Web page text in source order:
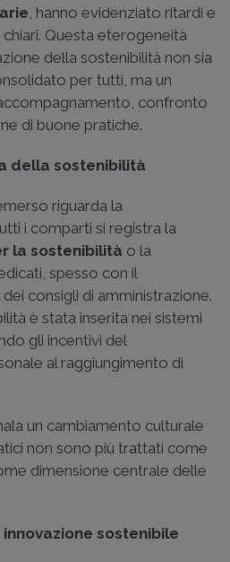
, hanno evidenziato ritardi e
Questa eterogeneità
della sostenibilità non sia
per tutti, ma un
confronto
di buone pratiche.
della sostenibilità
riguarda la
i comparti si registra la
la sostenibilità o la
spesso con il
consigli di amministrazione.
è stata inserita nei sistemi
gli incentivi del
al raggiungimento di
un cambiamento culturale
non sono più trattati come
dimensione centrale delle
sostenibile